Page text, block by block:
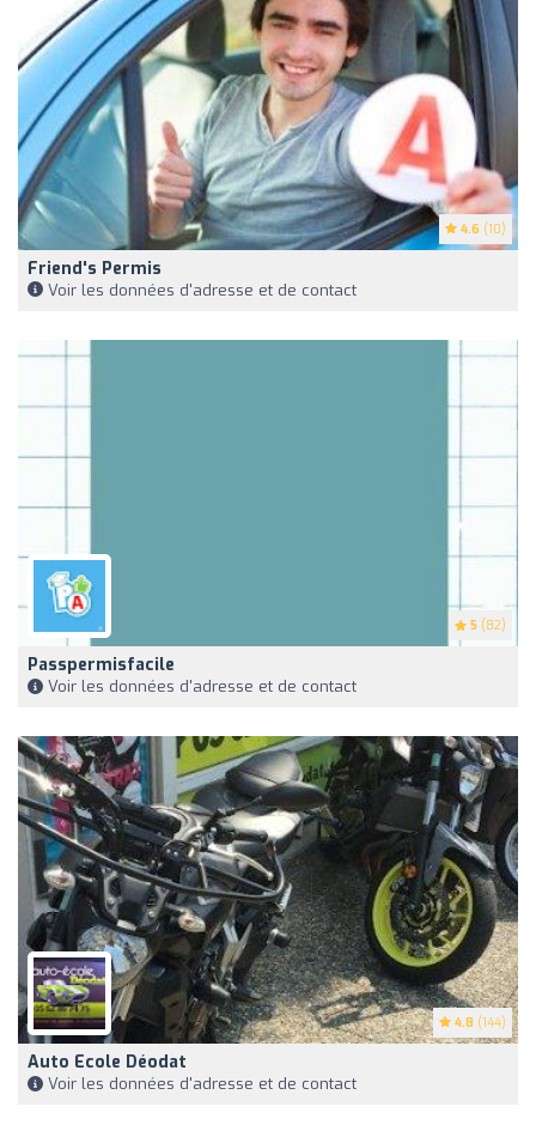
4.6 (10)
Friend's Permis
Voir les données d'adresse et de contact
5 (82)
Passpermisfacile
Voir les données d'adresse et de contact
4.8 (144)
Auto Ecole Déodat
Voir les données d'adresse et de contact